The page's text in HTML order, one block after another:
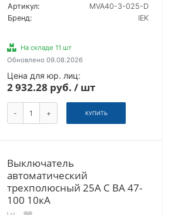
Артикул:
MVA40-3-025-D
Бренд:
IEK
На складе 11 шт
Обновлено 09.08.2026
Цена для юр. лиц:
2 932.28 руб. / шт
- + КУПИТЬ
Выключатель
автоматический
трехполюсный 25А C ВА 47-
100 10кА